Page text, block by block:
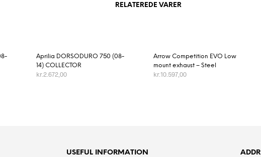
RELATEREDE VARER
Aprilia DORSODURO 750 (08-
14) COLLECTOR
kr.2.672,00
Arrow Competition EVO Low
mount exhaust – Steel
kr.10.597,00
USEFUL INFORMATION